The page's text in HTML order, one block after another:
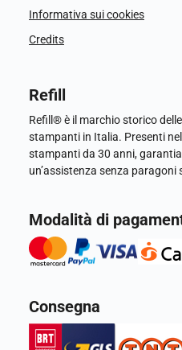
Informativa sui cookies
Credits
Refill
Refill® è il marchio storico
stampanti in Italia. Presenti
stampanti da 30 anni,
un’assistenza senza paragoni
Modalità di
Consegna